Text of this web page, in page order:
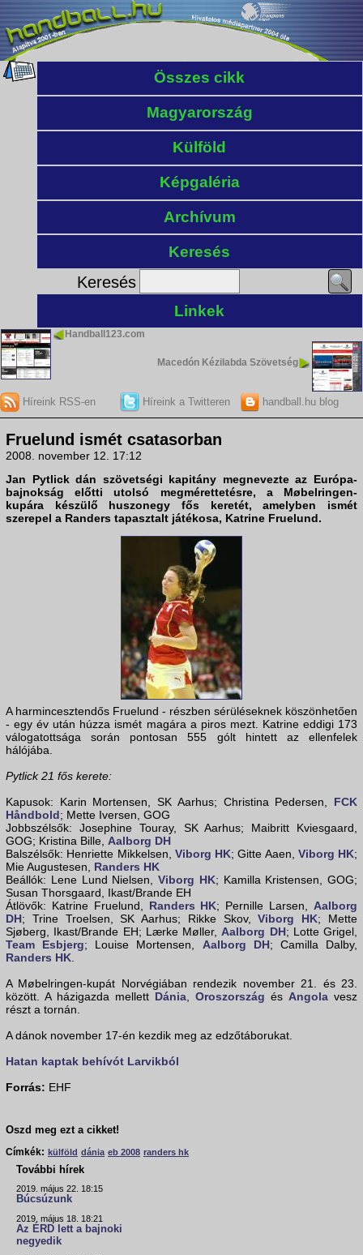
Összes cikk
Magyarország
Külföld
Képgaléria
Archívum
Keresés
Keresés
Linkek
Handball123.com
Macedón Kézilabda Szövetség
Híreink RSS-en Híreink a Twitteren handball.hu blog
Fruelund ismét csatasorban
2008. november 12. 17:12
Jan Pytlickdán szövetségi kapitány megnevezte az Európa-
bajnokság előtti utolsó megmérettetésre, a Møbelringen-
kupára készülő huszonegy fős keretét, amelyben ismét
szerepel a Randers tapasztalt játékosa, Katrine Fruelund.
A harmincesztendős Fruelund - részben sérüléseknek köszönhetően
- egy év után húzza ismét magára a piros mezt. Katrine eddigi 173
válogatottsága során pontosan 555 gólt hintett az ellenfelek
hálójába.
Pytlick 21 fős kerete:
Kapusok: Karin Mortensen, SK Aarhus; Christina Pedersen, FCK
Håndbold; Mette Iversen, GOG
Jobbszélsők: Josephine Touray, SK Aarhus; Maibritt Kviesgaard,
GOG; Kristina Bille, Aalborg DH
Balszélsők: Henriette Mikkelsen, Viborg HK; Gitte Aaen, Viborg HK;
Mie Augustesen, Randers HK
Beállók: Lene Lund Nielsen, Viborg HK; Kamilla Kristensen, GOG;
Susan Thorsgaard, Ikast/Brande EH
Átlövők: Katrine Fruelund, Randers HK; Pernille Larsen,Aalborg
DH; Trine Troelsen, SK Aarhus; Rikke Skov,Viborg HK; Mette
Sjøberg, Ikast/Brande EH; Lærke Møller,Aalborg DH; Lotte Grigel,
Team Esbjerg; Louise Mortensen, Aalborg DH; Camilla Dalby,
Randers HK.
A Møbelringen-kupát Norvégiában rendezik november 21. és 23.
között. A házigazda mellett Dánia, Oroszország és Angola vesz
részt a tornán.
A dánok november 17-én kezdik meg az edzőtáborukat.
Hatan kaptak behívót Larvikból
Forrás: EHF
Oszd meg ezt a cikket!
Címkék: külföld dánia eb 2008 randers hk
További hírek
2019. május 22. 18:15
Búcsúzunk
2019. május 18. 18:21
Az ÉRD lett a bajnoki
negyedik